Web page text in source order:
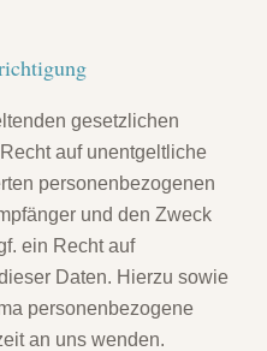
gesetzlichen
auf unentgeltliche
personenbezogenen
und den Zweck
ein Recht auf
Daten. Hierzu sowie
personenbezogene
an uns wenden.